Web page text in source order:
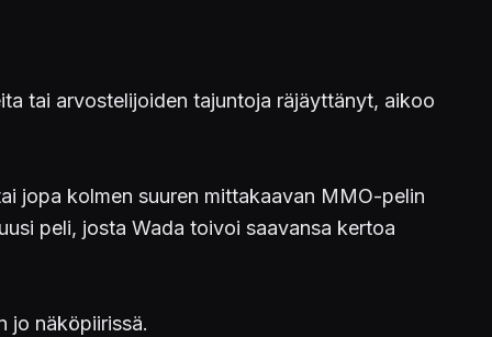
tai arvostelijoiden tajuntoja räjäyttänyt, aikoo
jopa kolmen suuren mittakaavan MMO-pelin
peli, josta Wada toivoi saavansa kertoa
jo näköpiirissä.